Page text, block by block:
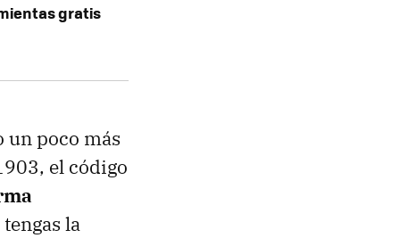
gratis
un poco más
el código
la